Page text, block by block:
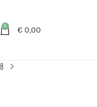
0 € 0,00